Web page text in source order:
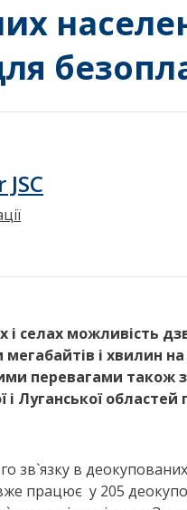
і селах можливість
і хвилин
перевагами також
Луганської областей
зв`язку в деокупованих
працює у 205